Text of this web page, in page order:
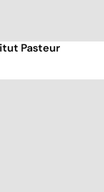
Pasteur